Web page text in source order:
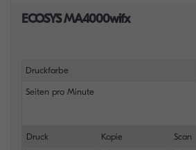
ECOSYS MA4000wifx
Druckfarbe
Seiten pro Minute
Druck Kopie Scan